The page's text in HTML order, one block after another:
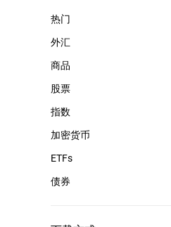
热门
外汇
商品
股票
指数
加密货币
ETFs
债券